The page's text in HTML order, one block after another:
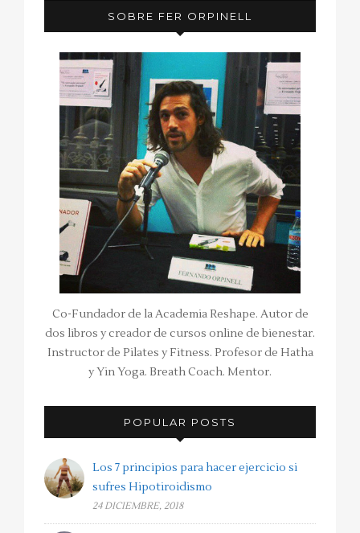
SOBRE FER ORPINELL
Co-Fundador de la Academia Reshape. Autor de
dos libros y creador de cursos online de bienestar.
Instructor de Pilates y Fitness. Profesor de Hatha
y Yin Yoga. Breath Coach. Mentor.
POPULAR POSTS
Los 7 principios para hacer ejercicio si
sufres Hipotiroidismo
24 DICIEMBRE, 2018